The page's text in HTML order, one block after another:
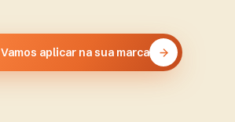
aplicar na sua marca